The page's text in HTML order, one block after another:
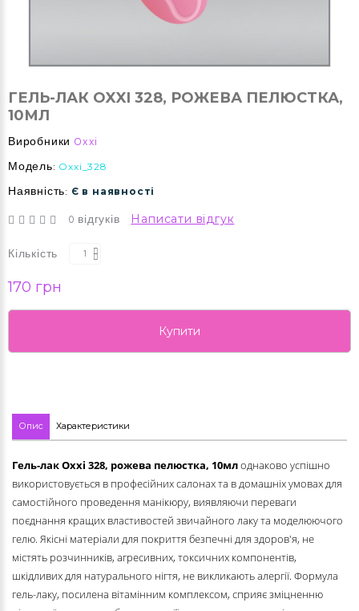
ГЕЛЬ-ЛАК OXXI 328, РОЖЕВА ПЕЛЮСТКА,
10МЛ
Виробники Oxxi
Модель: Oxxi_328
Наявність: Є в наявності
0 відгуків Написати відгук
Кількість
170 грн
Купити
Опис Характеристики
Гель-лак Oxxi 328, рожева пелюстка, 10млоднаково успішно
використовується в професійних салонах та в домашніх умовах для
самостійного проведення манікюру, виявляючи переваги
поєднання кращих властивостей звичайного лаку та моделюючого
гелю. Якісні матеріали для покриття безпечні для здоров'я, не
містять розчинників, агресивних, токсичних компонентів,
шкідливих для натурального нігтя, не викликають алергії. Формула
гель-лаку, посилена вітамінним комплексом, сприяє зміцненню